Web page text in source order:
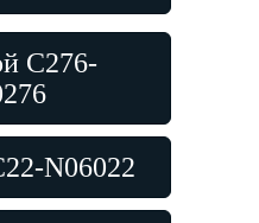
C276-
N06022